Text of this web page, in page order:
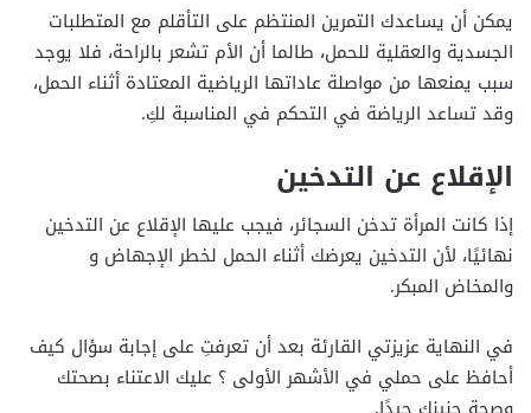
يمكن أن يساعدك التمرين المنتظم على التأقلم مع المتطلبات
الجسدية والعقلية للحمل، طالما أن الأم تشعر بالراحة، فلا يوجد
سبب يمنعها من مواصلة عاداتها الرياضية المعتادة أثناء الحمل،
وقد تساعد الرياضة في التحكم في المناسبة لكِ.
الإقلاع عن التدخين
إذا كانت المرأة تدخن السجائر، فيجب عليها الإقلاع عن التدخين
نهائيًا، لأن التدخين يعرضك أثناء الحمل لخطر الإجهاض و
والمخاض المبكر.
في النهاية عزيزتي القارئة بعد أن تعرفتِ على إجابة سؤال كيف
أحافظ على حملي في الأشهر الأولى ؟ عليك الاعتناء بصحتك